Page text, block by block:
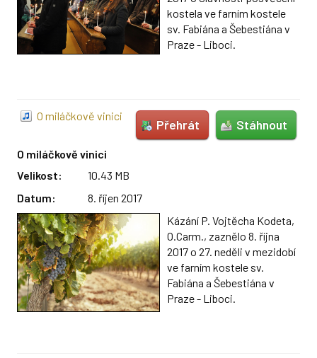
kostela ve farním kostele
sv. Fabiána a Šebestiána v
Praze - Liboci.
O miláčkově vinici
Stáhnout
Přehrát
O miláčkově vinici
Velikost:
10.43 MB
Datum:
8. říjen 2017
Kázání P. Vojtěcha Kodeta,
O.Carm., zaznělo 8. října
2017 o 27. neděli v mezidobí
ve farním kostele sv.
Fabiána a Šebestiána v
Praze - Liboci.